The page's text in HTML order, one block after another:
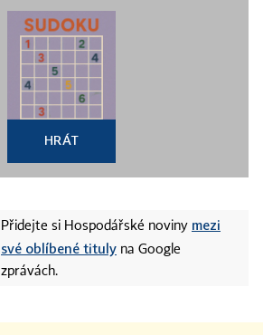
HRÁT
Přidejte si Hospodářské noviny mezi
své oblíbené tituly na Google
zprávách.